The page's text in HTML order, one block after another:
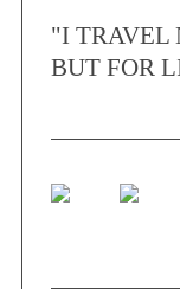
"I TRAVEL
BUT FOR